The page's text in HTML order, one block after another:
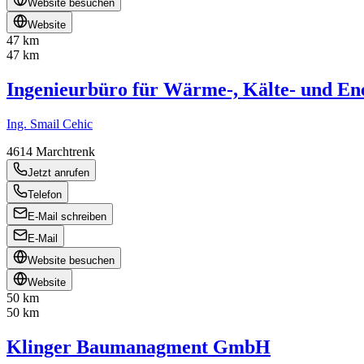
Website besuchen
Website
47 km
47 km
Ingenieurbüro für Wärme-, Kälte- und
Ing. Smail Cehic
4614 Marchtrenk
Jetzt anrufen
Telefon
E-Mail schreiben
E-Mail
Website besuchen
Website
50 km
50 km
Klinger Baumanagment GmbH